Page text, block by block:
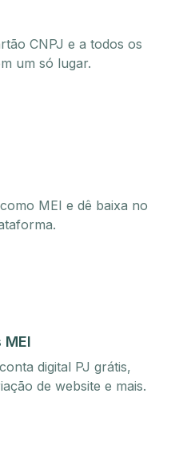
CNPJ e a todos os
um só lugar.
MEI e dê baixa no
digital PJ grátis,
de website e mais.